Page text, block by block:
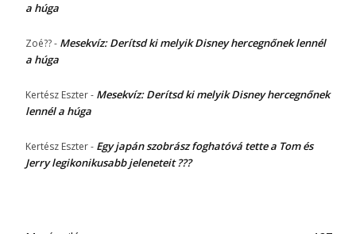
a húga
Zoé??- Mesekvíz: Derítsd ki melyik Disney hercegnőnek lennél
a húga
Kertész Eszter- Mesekvíz: Derítsd ki melyik Disney hercegnőnek
lennél a húga
Kertész Eszter- Egy japán szobrász foghatóvá tette a Tom és
Jerry legikonikusabb jeleneteit ???